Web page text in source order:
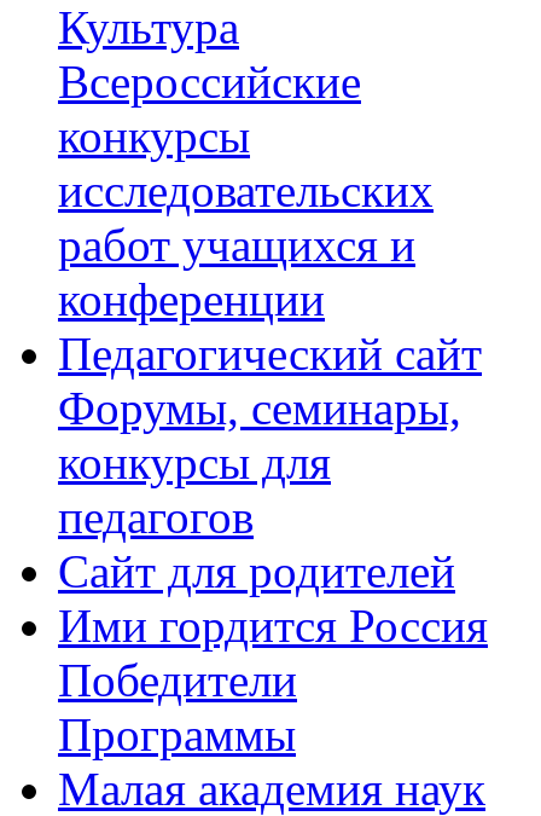
Культура
Всероссийские
конкурсы
исследовательских
работ учащихся и
конференции
Педагогический сайт
Форумы, семинары,
конкурсы для
педагогов
Сайт для родителей
Ими гордится Россия
Победители
Программы
Малая академия наук